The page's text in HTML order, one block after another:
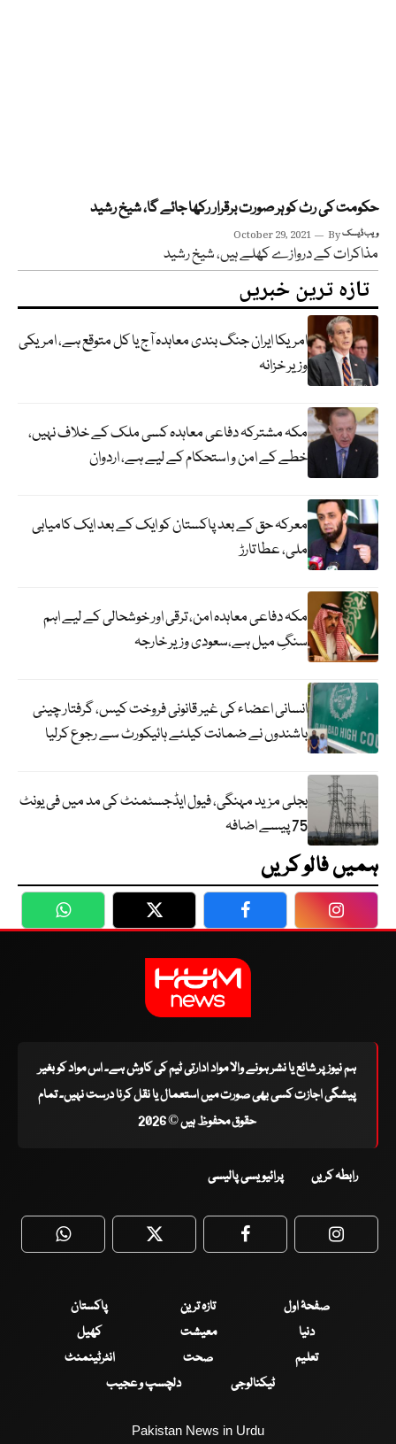
حکومت کی رٹ کو ہر صورت برقرار رکھا جائے گا، شیخ رشید
October 29, 2021 Byویب ڈیسک
مذاکرات کے دروازے کھلے ہیں، شیخ رشید
تازہ ترین خبریں
امریکا ایران جنگ بندی معاہدہ آج یا کل متوقع ہے، امریکی
وزیر خزانہ
مکہ مشترکہ دفاعی معاہدہ کسی ملک کے خلاف نہیں،
خطے کے امن و استحکام کے لیے ہے، اردوان
معرکہ حق کے بعد پاکستان کو ایک کے بعد ایک کامیابی
ملی، عطا تارڑ
مکہ دفاعی معاہدہ امن، ترقی اور خوشحالی کے لیے اہم
سنگِ میل ہے،سعودی وزیر خارجہ
انسانی اعضاء کی غیر قانونی فروخت کیس، گرفتار چینی
باشندوں نے ضمانت کیلئے ہائیکورٹ سے رجوع کرلیا
بجلی مزید مہنگی، فیول ایڈجسٹمنٹ کی مد میں فی یونٹ
75 پیسے اضافہ
ہمیں فالو کریں
WhatsApp Twitter Facebook
ہم نیوز پر شائع یا نشر ہونے والا مواد ادارتی ٹیم کی کاوش ہے۔ اس مواد کو بغیر
پیشگی اجازت کسی بھی صورت میں استعمال یا نقل کرنا درست نہیں۔ تمام
حقوق محفوظ ہیں © 2026
رابطہ کریں پرائیویسی پالیسی
WhatsApp Twitter Facebook
صفحۂ اول تازہ ترین
پاکستان
دنیا
معیشت
کھیل
تعلیم
صحت
انٹرٹینمنٹ
ٹیکنالوجی
دلچسپ و عجیب
Pakistan News in Urdu